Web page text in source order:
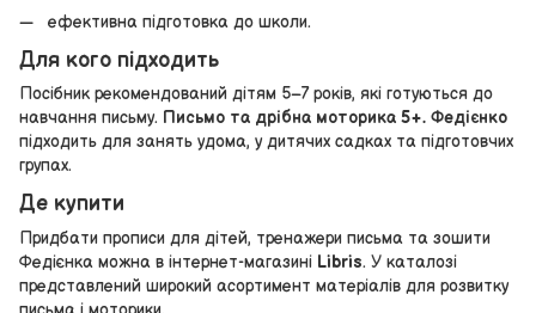
ефективна підготовка до школи.
Для кого підходить
Посібник рекомендований дітям 5–7 років, які готуються до
навчання письму. Письмо та дрібна моторика 5+. Федієнко
підходить для занять удома, у дитячих садках та підготовчих
групах.
Де купити
Придбати прописи для дітей, тренажери письма та зошити
Федієнка можна в інтернет-магазині Libris. У каталозі
представлений широкий асортимент матеріалів для розвитку